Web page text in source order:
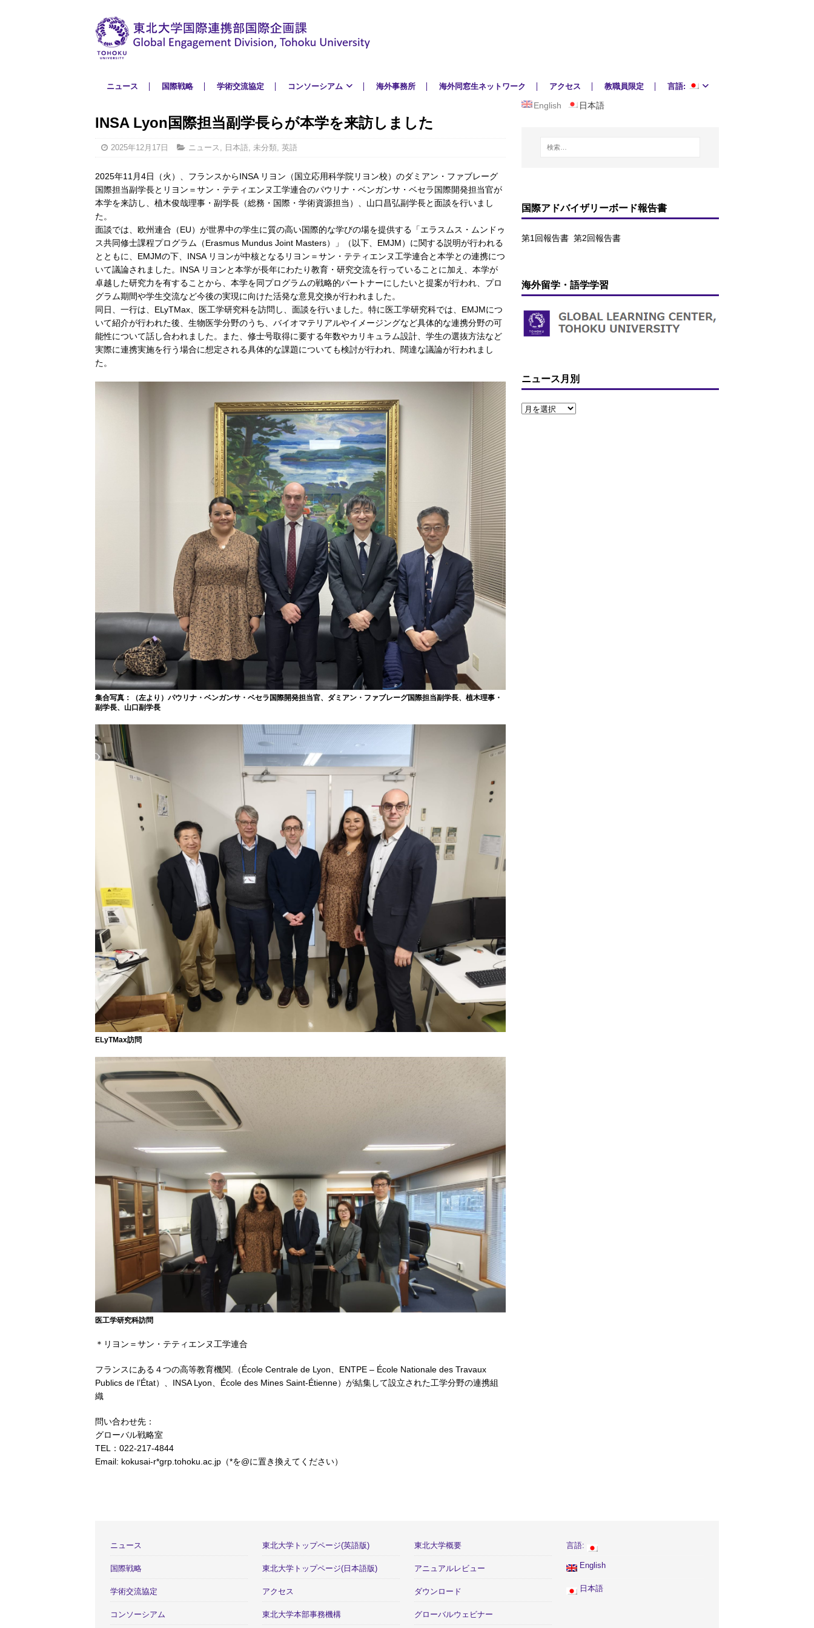
ニュース 国際戦略 学術交流協定 コンソーシアム 海外事務所 海外同窓生ネットワーク アクセス 教職員限定 言語:
INSA Lyon国際担当副学長らが本学を来訪しました
2025年12月17日 ニュース , 日本語, 未分類, 英語
2025年11月4日（火）、フランスからINSA リヨン（国立応用科学院リヨン校）のダミアン・ファブレーグ
国際担当副学長とリヨン＝サン・テティエンヌ工学連合のパウリナ・ベンガンサ・ベセラ国際開発担当官が
本学を来訪し、植木俊哉理事・副学長（総務・国際・学術資源担当）、山口昌弘副学長と面談を行いまし
た。
面談では、欧州連合（EU）が世界中の学生に質の高い国際的な学びの場を提供する「エラスムス・ムンドゥ
ス共同修士課程プログラム（Erasmus Mundus Joint Masters）」（以下、EMJM）に関する説明が行われる
とともに、EMJMの下、INSA リヨンが中核となるリヨン＝サン・テティエンヌ工学連合と本学との連携につ
いて議論されました。INSA リヨンと本学が長年にわたり教育・研究交流を行っていることに加え、本学が
卓越した研究力を有することから、本学を同プログラムの戦略的パートナーにしたいと提案が行われ、プロ
グラム期間や学生交流など今後の実現に向けた活発な意見交換が行われました。
同日、一行は、ELyTMax、医工学研究科を訪問し、面談を行いました。特に医工学研究科では、EMJMにつ
いて紹介が行われた後、生物医学分野のうち、バイオマテリアルやイメージングなど具体的な連携分野の可
能性について話し合われました。また、修士号取得に要する年数やカリキュラム設計、学生の選抜方法など
実際に連携実施を行う場合に想定される具体的な課題についても検討が行われ、闊達な議論が行われまし
た。
集合写真：（左より）パウリナ・ベンガンサ・ベセラ国際開発担当官、ダミアン・ファブレーグ国際担当副学長、植木理事・
副学長、山口副学長
ELyTMax訪問
医工学研究科訪問
＊リヨン＝サン・テティエンヌ工学連合
フランスにある４つの高等教育機関.（École Centrale de Lyon、ENTPE – École Nationale des Travaux
Publics de l’État）、INSA Lyon、École des Mines Saint-Étienne）が結集して設立された工学分野の連携組
織
問い合わせ先：
グローバル戦略室
TEL：022-217-4844
Email: kokusai-r*grp.tohoku.ac.jp（*を@に置き換えてください）
English 日本語
国際アドバイザリーボード報告書
第1回報告書 第2回報告書
海外留学・語学学習
ニュース月別
ニュース
国際戦略
学術交流協定
コンソーシアム
東北大学トップページ(英語版)
東北大学トップページ(日本語版)
アクセス
東北大学本部事務機構
東北大学概要
アニュアルレビュー
ダウンロード
グローバルウェビナー
言語:
English
日本語